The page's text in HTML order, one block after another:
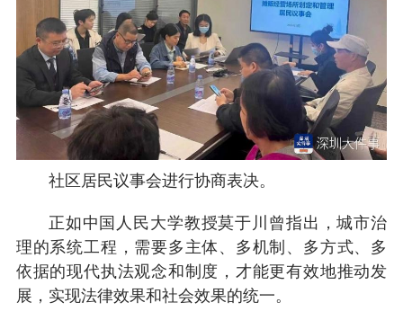
社区居民议事会进行协商表决。
正如中国人民大学教授莫于川曾指出，城市治
理的系统工程，需要多主体、多机制、多方式、多
依据的现代执法观念和制度，才能更有效地推动发
展，实现法律效果和社会效果的统一。